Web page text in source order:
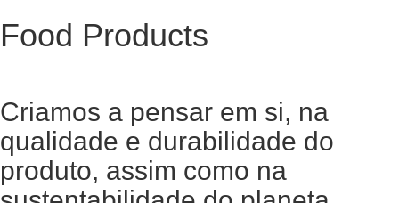
Food Products
Criamos a pensar em si, na
qualidade e durabilidade do
produto, assim como na